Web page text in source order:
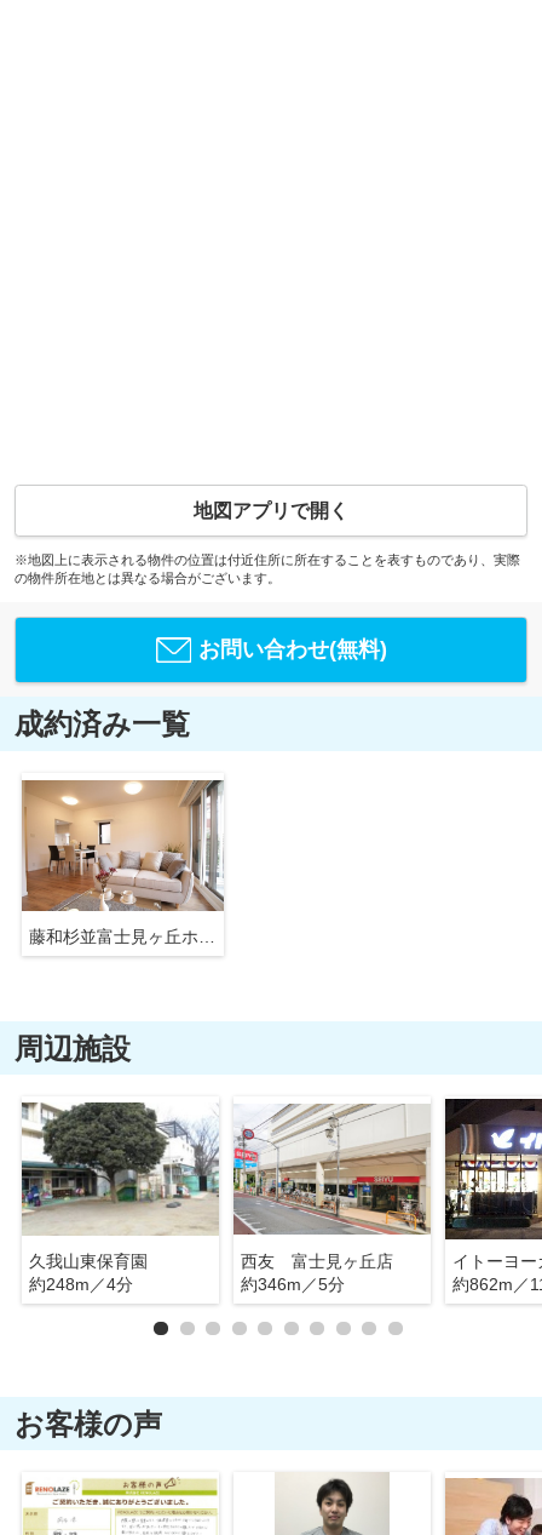
地図アプリで開く
※地図上に表示される物件の位置は付近住所に所在することを表すものであり、実際
の物件所在地とは異なる場合がございます。
お問い合わせ(無料)
成約済み一覧
藤和杉並富士見ヶ丘ホームズ
周辺施設
久我山東保育園
約248m／4分
西友 富士見ヶ丘店
約346m／5分
約862m／
お客様の声